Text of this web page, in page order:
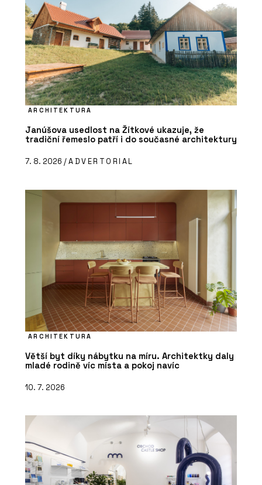
ARCHITEKTURA
Janúšova usedlost na Žítkové ukazuje, že
tradiční řemeslo patří i do současné architektury
7. 8. 2026 /ADVERTORIAL
ARCHITEKTURA
Větší byt díky nábytku na míru. Architektky daly
mladé rodině víc místa a pokoj navíc
10. 7. 2026